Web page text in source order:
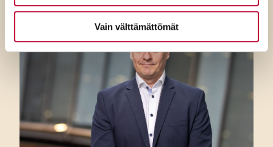
Vain välttämättömät